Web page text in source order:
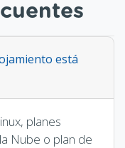
está
planes
Nube o plan de